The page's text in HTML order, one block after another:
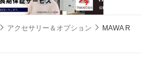
アクセサリー＆オプション
MAWA R